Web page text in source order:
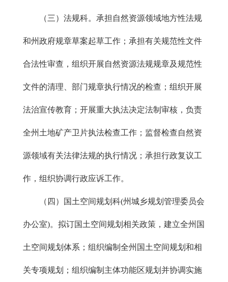
（三）法规科。承担自然资源领域地方性法规
和州政府规章草案起草工作；承担有关规范性文件
合法性审查，组织开展自然资源法规规章及规范性
文件的清理、部门规章执行情况的检查；组织开展
法治宣传教育；开展重大执法决定法制审核，负责
全州土地矿产卫片执法检查工作；监督检查自然资
源领域有关法律法规的执行情况；承担行政复议工
作，组织协调行政应诉工作。
（四）国土空间规划科(州城乡规划管理委员会
办公室)。拟订国土空间规划相关政策，建立全州国
土空间规划体系；组织编制全州国土空间规划和相
关专项规划；组织编制主体功能区规划并协调实施